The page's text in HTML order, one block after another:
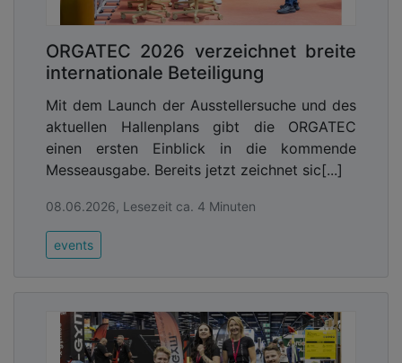
ORGATEC 2026 verzeichnet breite
internationale Beteiligung
Mit dem Launch der Ausstellersuche und des
aktuellen Hallenplans gibt die ORGATEC
einen ersten Einblick in die kommende
Messeausgabe. Bereits jetzt zeichnet sic[...]
08.06.2026, Lesezeit ca. 4 Minuten
events